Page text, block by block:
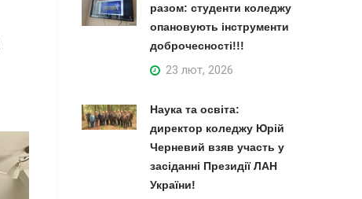
разом: студенти коледжу
опановують інструменти
доброчесності!!!
23 лют, 2026
Наука та освіта:
директор коледжу Юрій
Черневий взяв участь у
засіданні Президії ЛАН
України!